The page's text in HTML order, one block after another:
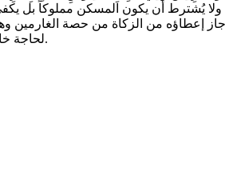
يُشترط أن يكون المسكن مملوكاً بل
جاز إعطاؤه من الزكاة من حصة الغارمين
لحاجة خاصة لكنهم لا يجدون وفاءً لديونهم سواء كانوا من الأبناء أم من غيرهم.